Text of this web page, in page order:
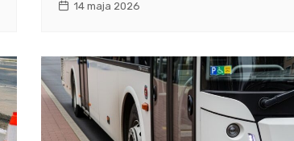
14 maja 2026